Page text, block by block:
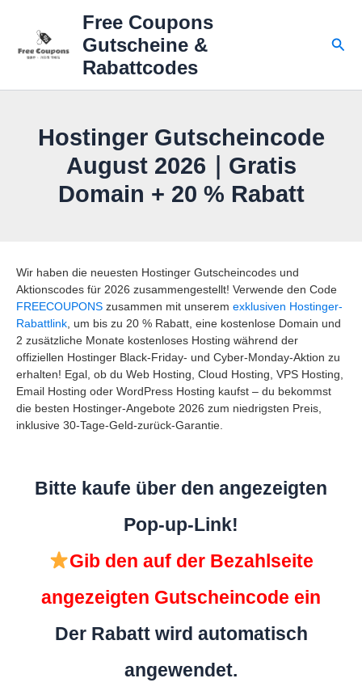
springen
Free Coupons
Gutscheine &
Rabattcodes
Hostinger Gutscheincode
August 2026｜Gratis
Domain + 20 % Rabatt
Wir haben die neuesten Hostinger Gutscheincodes und
Aktionscodes für 2026 zusammengestellt! Verwende den Code
FREECOUPONS zusammen mit unserem exklusiven Hostinger-
Rabattlink , um bis zu 20 % Rabatt, eine kostenlose Domain und
2 zusätzliche Monate kostenloses Hosting während der
offiziellen Hostinger Black-Friday- und Cyber-Monday-Aktion zu
erhalten! Egal, ob du Web Hosting, Cloud Hosting, VPS Hosting,
Email Hosting oder WordPress Hosting kaufst – du bekommst
die besten Hostinger-Angebote 2026 zum niedrigsten Preis,
inklusive 30-Tage-Geld-zurück-Garantie.
Bitte kaufe über den angezeigten
Pop-up-Link!
Gib den auf der Bezahlseite
angezeigten Gutscheincode ein
Der Rabatt wird automatisch
angewendet.